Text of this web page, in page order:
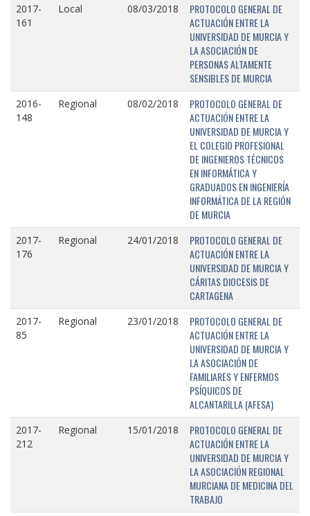
2017-
161
Local 08/03/2018
PROTOCOLO GENERAL DE
ACTUACIÓN ENTRE LA
UNIVERSIDAD DE MURCIA Y
LA ASOCIACIÓN DE
PERSONAS ALTAMENTE
SENSIBLES DE MURCIA
2016-
148
Regional 08/02/2018
PROTOCOLO GENERAL DE
ACTUACIÓN ENTRE LA
UNIVERSIDAD DE MURCIA Y
EL COLEGIO PROFESIONAL
DE INGENIEROS TÉCNICOS
EN INFORMÁTICA Y
GRADUADOS EN INGENIERÍA
INFORMÁTICA DE LA REGIÓN
DE MURCIA
2017-
176
Regional 24/01/2018
PROTOCOLO GENERAL DE
ACTUACIÓN ENTRE LA
UNIVERSIDAD DE MURCIA Y
CÁRITAS DIOCESIS DE
CARTAGENA
2017-
85
Regional 23/01/2018
PROTOCOLO GENERAL DE
ACTUACIÓN ENTRE LA
UNIVERSIDAD DE MURCIA Y
LA ASOCIACIÓN DE
FAMILIARES Y ENFERMOS
PSÍQUICOS DE
ALCANTARILLA (AFESA)
2017-
212
Regional 15/01/2018
PROTOCOLO GENERAL DE
ACTUACIÓN ENTRE LA
UNIVERSIDAD DE MURCIA Y
LA ASOCIACIÓN REGIONAL
MURCIANA DE MEDICINA DEL
TRABAJO